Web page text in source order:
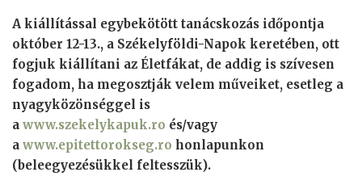
A kiállítással egybekötött tanácskozás időpontja
október 12-13., a Székelyföldi-Napok keretében, ott
fogjuk kiállítani az Életfákat, de addig is szívesen
fogadom, ha megosztják velem műveiket, esetleg a
nyagyközönséggel is
a www.szekelykapuk.ro és/vagy
a www.epitettorokseg.ro honlapunkon
(beleegyezésükkel feltesszük).